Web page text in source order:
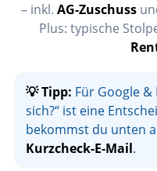
– inkl. AG-Zuschuss
Plus: typische
💡 Tipp: Für Google
sich?“ ist eine
bekommst du unten
Kurzcheck-E-Mail.